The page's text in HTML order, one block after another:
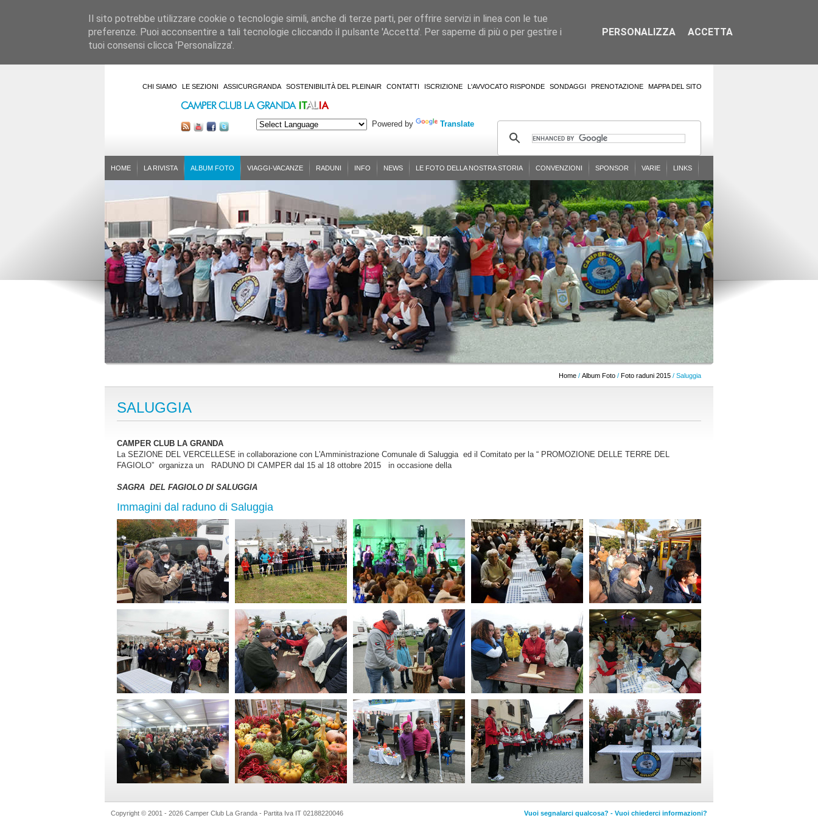
CHI SIAMO LE SEZIONI ASSICURGRANDA SOSTENIBILITÀ DEL PLEINAIR CONTATTI ISCRIZIONE L'AVVOCATO RISPONDE SONDAGGI PRENOTAZIONE MAPPA DEL SITO
Powered by Translate
HOME LA RIVISTA ALBUM FOTO VIAGGI-VACANZE RADUNI INFO NEWS LE FOTO DELLA NOSTRA STORIA CONVENZIONI SPONSOR VARIE LINKS
Home / Album Foto / Foto raduni 2015 / Saluggia
SALUGGIA
CAMPER CLUB LA GRANDA
La SEZIONE DEL VERCELLESE in collaborazione con L'Amministrazione Comunale di Saluggia ed il Comitato per la “ PROMOZIONE DELLE TERRE DEL
FAGIOLO” organizza un RADUNO DI CAMPER dal 15 al 18 ottobre 2015 in occasione della
SAGRA DEL FAGIOLO DI SALUGGIA
Immagini dal raduno di Saluggia
Copyright © 2001 - 2026 Camper Club La Granda - Partita Iva IT 02188220046
Vuoi segnalarci qualcosa? - Vuoi chiederci informazioni?
Il sito potrebbe utilizzare cookie o tecnologie simili, anche di terze parti, per offrire servizi in linea con le tue
preferenze. Puoi acconsentire a tali tecnologie cliccando il pulsante 'Accetta'. Per saperne di più o per gestire i
tuoi consensi clicca 'Personalizza'.
PERSONALIZZA ACCETTA